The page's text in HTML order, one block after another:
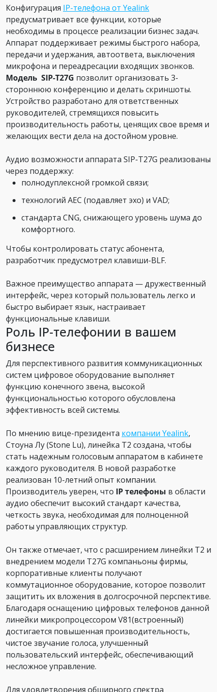
Конфигурация IP-телефона от Yealink
предусматривает все функции, которые
необходимы в процессе реализации бизнес задач.
Аппарат поддерживает режимы быстрого набора,
передачи и удержания, автоответа, выключения
микрофона и переадресации входящих звонков.
Модель SIP-T27G позволит организовать 3-
стороннюю конференцию и делать скриншоты.
Устройство разработано для ответственных
руководителей, стремящихся повысить
производительность работы, ценящих свое время и
желающих вести дела на достойном уровне.
Аудио возможности аппарата SIP-T27G реализованы
через поддержку:
полнодуплексной громкой связи;
технологий AEC (подавляет эхо) и VAD;
стандарта CNG, снижающего уровень шума до
комфортного.
Чтобы контролировать статус абонента,
разработчик предусмотрел клавиши-BLF.
Важное преимущество аппарата — дружественный
интерфейс, через который пользователь легко и
быстро выбирает язык, настраивает
функциональные клавиши.
Роль IP-телефонии в вашем
бизнесе
Для перспективного развития коммуникационных
систем цифровое оборудование выполняет
функцию конечного звена, высокой
функциональностью которого обусловлена
эффективность всей системы.
По мнению вице-президента компании Yealink,
Стоуна Лу (Stone Lu), линейка Т2 создана, чтобы
стать надежным голосовым аппаратом в кабинете
каждого руководителя. В новой разработке
реализован 10-летний опыт компании.
Производитель уверен, что IP телефоны в области
аудио обеспечит высокий стандарт качества,
четкость звука, необходимая для полноценной
работы управляющих структур.
Он также отмечает, что с расширением линейки Т2 и
внедрением модели T27G компаньоны фирмы,
корпоративные клиенты получают
коммутационное оборудование, которое позволит
защитить их вложения в долгосрочной перспективе.
Благодаря оснащению цифровых телефонов данной
линейки микропроцессором V81(встроенный)
достигается повышенная производительность,
чистое звучание голоса, улучшенный
пользовательский интерфейс, обеспечивающий
несложное управление.
Для удовлетворения обширного спектра